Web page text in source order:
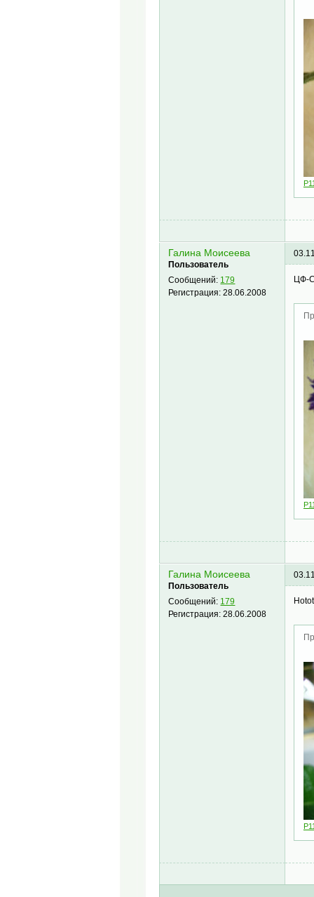
Галина Моисеева
Пользователь
Сообщений: 179
Регистрация:28.06.2008
ЦФ-
Галина Моисеева
Пользователь
Сообщений: 179
Регистрация:28.06.2008